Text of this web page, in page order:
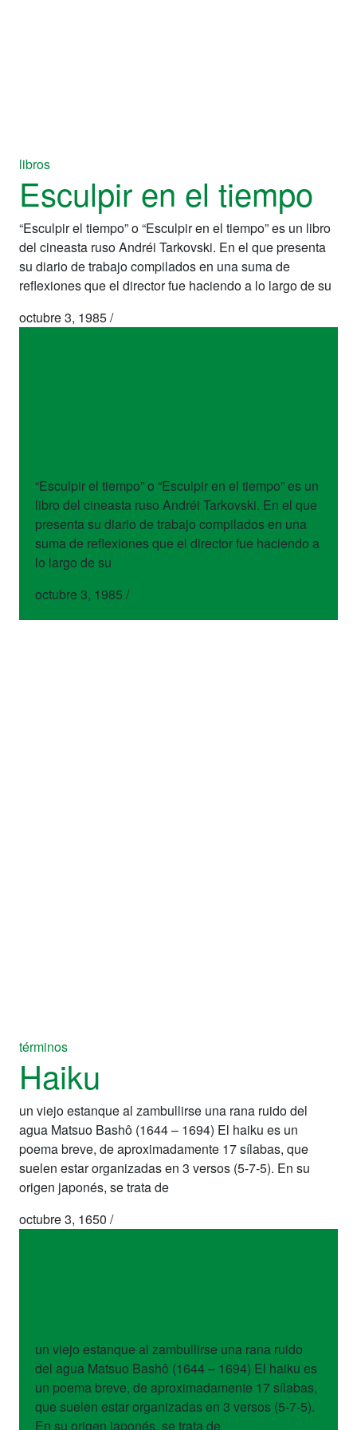
libros
Esculpir en el tiempo
“Esculpir el tiempo” o “Esculpir en el tiempo” es un libro
del cineasta ruso Andréi Tarkovski. En el que presenta
su diario de trabajo compilados en una suma de
reflexiones que el director fue haciendo a lo largo de su
octubre 3, 1985/
“Esculpir el tiempo” o “Esculpir en el tiempo” es un
libro del cineasta ruso Andréi Tarkovski. En el que
presenta su diario de trabajo compilados en una
suma de reflexiones que el director fue haciendo a
lo largo de su
octubre 3, 1985 /
términos
Haiku
un viejo estanque al zambullirse una rana ruido del
agua Matsuo Bashô (1644 – 1694) El haiku es un
poema breve, de aproximadamente 17 sílabas, que
suelen estar organizadas en 3 versos (5-7-5). En su
origen japonés, se trata de
octubre 3, 1650 /
un viejo estanque al zambullirse una rana ruido
del agua Matsuo Bashô (1644 – 1694) El haiku es
un poema breve, de aproximadamente 17 sílabas,
que suelen estar organizadas en 3 versos (5-7-5).
En su origen japonés, se trata de